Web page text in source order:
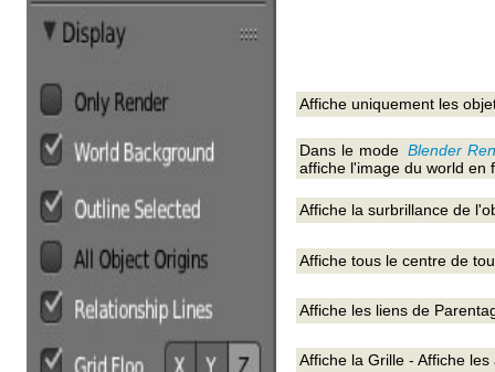
Dans le mode Blender
affiche l'image du world en
Affiche uniquement les
Affiche la surbrillance de
Affiche tous le centre de
Affiche les liens de
Affiche la Grille - Affiche les